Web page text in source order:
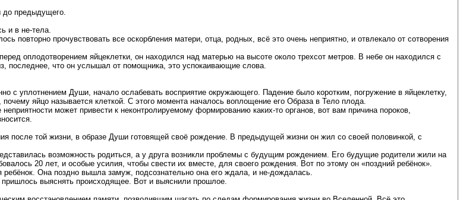
до предыдущего.
и в не-тела.
повторно прочувствовать все оскорбления матери, отца, родных, всё это очень неприятно, и отвлекало от сотворения
оплодотворением яйцеклетки, он находился над матерью на высоте около трехсот метров. В небе он находился с
последнее, что он услышал от помощника, это успокаивающие слова.
с уплотнением Души, начало ослабевать восприятие окружающего. Падение было коротким, погружение в яйцеклетку,
яйцо называется клеткой. С этого момента началось воплощение его Образа в Тело плода.
может привести к неконтролируемому формированию каких-то органов, вот вам причина пороков,
после той жизни, в образе Души готовящей своё рождение. В предыдущей жизни он жил со своей половинкой, с
возможность родиться, а у друга возникли проблемы с будущим рождением. Его будущие родители жили на
20 лет, и особые усилия, чтобы свести их вместе, для своего рождения. Вот по этому он «поздний ребёнок».
Она поздно вышла замуж, подсознательно она его ждала, и не-дождалась.
выяснять происходящее. Вот и выяснили прошлое.